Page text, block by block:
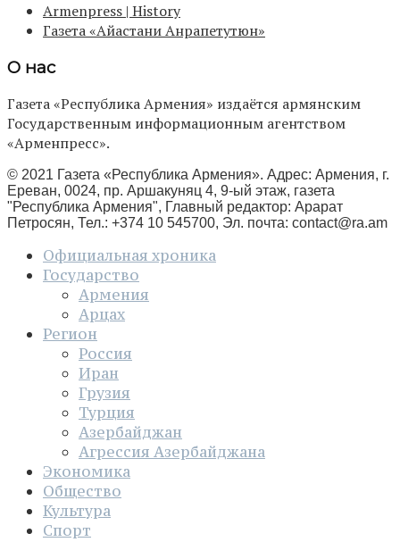
Armenpress | History
Газета «Айастани Анрапетутюн»
О нас
Газета «Республика Армения» издаётся армянским
Государственным информационным агентством
«Арменпресс».
© 2021 Газета «Республика Армения». Адрес: Армения, г.
Ереван, 0024, пр. Аршакуняц 4, 9-ый этаж, газета
"Республика Армения", Главный редактор: Арарат
Петросян, Тел.: +374 10 545700, Эл. почта: contact@ra.am
Официальная хроника
Государство
Армения
Арцах
Регион
Россия
Иран
Грузия
Турция
Азербайджан
Агрессия Азербайджана
Экономика
Общество
Культура
Спорт